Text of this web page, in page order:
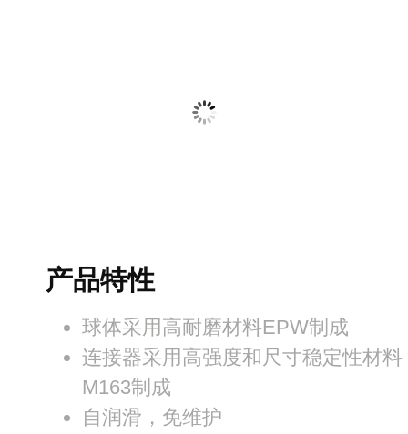
产品特性
球体采用高耐磨材料EPW制成
连接器采用高强度和尺寸稳定性材料
M163制成
自润滑，免维护